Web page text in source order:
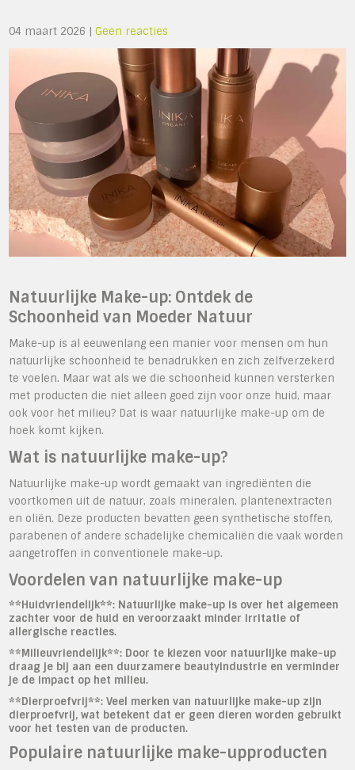
04 maart 2026 |Geen reacties
Natuurlijke Make-up: Ontdek de
Schoonheid van Moeder Natuur
Make-up is al eeuwenlang een manier voor mensen om hun
natuurlijke schoonheid te benadrukken en zich zelfverzekerd
te voelen. Maar wat als we die schoonheid kunnen versterken
met producten die niet alleen goed zijn voor onze huid, maar
ook voor het milieu? Dat is waar natuurlijke make-up om de
hoek komt kijken.
Wat is natuurlijke make-up?
Natuurlijke make-up wordt gemaakt van ingrediënten die
voortkomen uit de natuur, zoals mineralen, plantenextracten
en oliën. Deze producten bevatten geen synthetische stoffen,
parabenen of andere schadelijke chemicaliën die vaak worden
aangetroffen in conventionele make-up.
Voordelen van natuurlijke make-up
**Huidvriendelijk**: Natuurlijke make-up is over het algemeen
zachter voor de huid en veroorzaakt minder irritatie of
allergische reacties.
**Milieuvriendelijk**: Door te kiezen voor natuurlijke make-up
draag je bij aan een duurzamere beautyindustrie en verminder
je de impact op het milieu.
**Dierproefvrij**: Veel merken van natuurlijke make-up zijn
dierproefvrij, wat betekent dat er geen dieren worden gebruikt
voor het testen van de producten.
Populaire natuurlijke make-upproducten